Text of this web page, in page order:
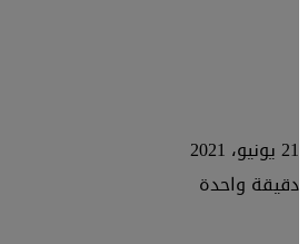
21 يونيو، 2021
دقيقة واحدة